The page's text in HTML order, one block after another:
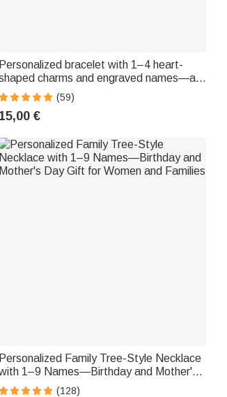
Personalized bracelet with 1–4 heart-
charms and engraved names—a
wedding or birthday gift for her
(59)
15,00 €
Personalized Family Tree-Style Necklace
1–9 Names—Birthday and Mother's
Day Gift for Women and Families
(128)